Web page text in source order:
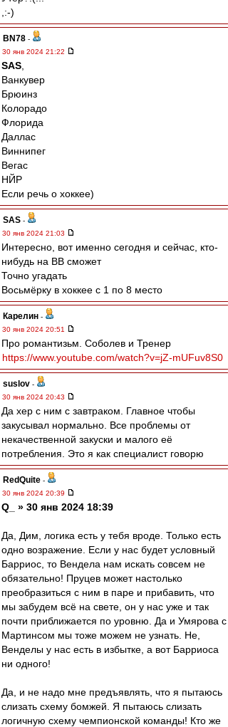
,:-)
BN78 -
30 янв 2024 21:22
SAS
Ванкувер
Брюинз
Колорадо
Флорида
Даллас
Виннипег
Вегас
НЙР
Если речь о хоккее)
SAS -
30 янв 2024 21:03
Интересно, вот именно сегодня и сейчас, кто-
нибудь на ВВ сможет
Точно угадать
Восьмёрку в хоккее с 1 по 8 место
Карелин -
30 янв 2024 20:51
Про романтизьм. Соболев и Тренер
https://www.youtube.com/watch?v=jZ-mUFuv8S0
suslov -
30 янв 2024 20:43
Да хер с ним с завтраком. Главное чтобы
закусывал нормально. Все проблемы от
некачественной закуски и малого её
потребления. Это я как специалист говорю
RedQuite -
30 янв 2024 20:39
Q_ » 30 янв 2024 18:39
Да, Дим, логика есть у тебя вроде. Только есть
одно возражение. Если у нас будет условный
Барриос, то Вендела нам искать совсем не
обязательно! Пруцев может настолько
преобразиться с ним в паре и прибавить, что
мы забудем всё на свете, он у нас уже и так
почти приближается по уровню. Да и Умярова с
Мартинсом мы тоже можем не узнать. Не,
Венделы у нас есть в избытке, а вот Барриоса
ни одного!
Да, и не надо мне предъявлять, что я пытаюсь
слизать схему бомжей. Я пытаюсь слизать
логичную схему чемпионской команды! Кто же